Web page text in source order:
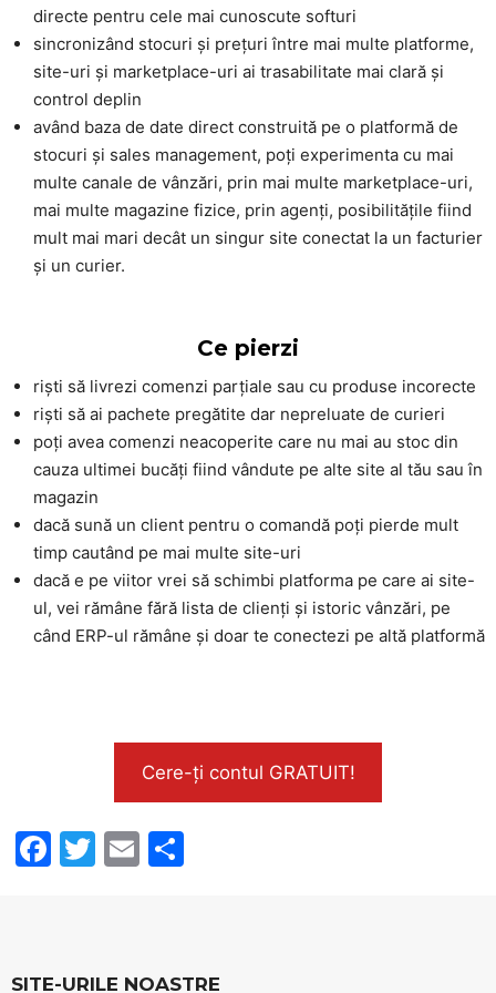
directe pentru cele mai cunoscute softuri
sincronizând stocuri și prețuri între mai multe platforme,
site-uri și marketplace-uri ai trasabilitate mai clară și
control deplin
având baza de date direct construită pe o platformă de
stocuri și sales management, poți experimenta cu mai
multe canale de vânzări, prin mai multe marketplace-uri,
mai multe magazine fizice, prin agenți, posibilitățile fiind
mult mai mari decât un singur site conectat la un facturier
și un curier.
Ce pierzi
riști să livrezi comenzi parțiale sau cu produse incorecte
riști să ai pachete pregătite dar nepreluate de curieri
poți avea comenzi neacoperite care nu mai au stoc din
cauza ultimei bucăți fiind vândute pe alte site al tău sau în
magazin
dacă sună un client pentru o comandă poți pierde mult
timp cautând pe mai multe site-uri
dacă e pe viitor vrei să schimbi platforma pe care ai site-
ul, vei rămâne fără lista de clienți și istoric vânzări, pe
când ERP-ul rămâne și doar te conectezi pe altă platformă
Cere-ți contul GRATUIT!
F
T
E
SITE-URILE NOASTRE